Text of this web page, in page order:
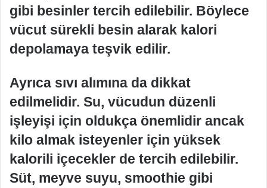
gibi besinler tercih edilebilir. Böylece
vücut sürekli besin alarak kalori
depolamaya teşvik edilir.
Ayrıca sıvı alımına da dikkat
edilmelidir. Su, vücudun düzenli
işleyişi için oldukça önemlidir ancak
kilo almak isteyenler için yüksek
kalorili içecekler de tercih edilebilir.
Süt, meyve suyu, smoothie gibi